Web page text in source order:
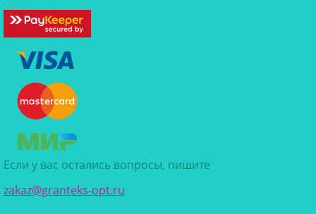
Если у вас остались вопросы, пишите
zakaz@granteks-opt.ru